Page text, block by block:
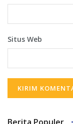
Situs Web